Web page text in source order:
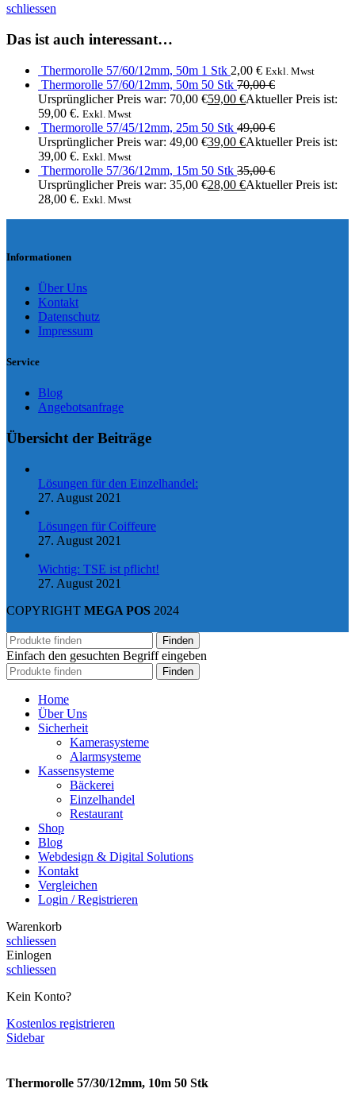
schliessen
Das ist auch interessant…
Thermorolle 57/60/12mm, 50m 1 Stk 2,00 € Exkl. Mwst
Thermorolle 57/60/12mm, 50m 50 Stk 70,00€
Ursprünglicher Preis war: 70,00 €59,00 €Aktueller Preis ist:
59,00 €. Exkl. Mwst
Thermorolle 57/45/12mm, 25m 50 Stk 49,00€
Ursprünglicher Preis war: 49,00 €39,00 €Aktueller Preis ist:
39,00 €. Exkl. Mwst
Thermorolle 57/36/12mm, 15m 50 Stk 35,00€
Ursprünglicher Preis war: 35,00 €28,00 €Aktueller Preis ist:
28,00 €. Exkl. Mwst
Informationen
Über Uns
Kontakt
Datenschutz
Impressum
Service
Blog
Angebotsanfrage
Übersicht der Beiträge
Lösungen für den Einzelhandel:
27. August 2021
Lösungen für Coiffeure
27. August 2021
Wichtig: TSE ist pflicht!
27. August 2021
COPYRIGHT MEGA POS 2024
Finden
Einfach den gesuchten Begriff eingeben
Finden
Home
Über Uns
Sicherheit
Kamerasysteme
Alarmsysteme
Kassensysteme
Bäckerei
Einzelhandel
Restaurant
Shop
Blog
Webdesign & Digital Solutions
Kontakt
Vergleichen
Login / Registrieren
Warenkorb
schliessen
Einlogen
schliessen
Kein Konto?
Kostenlos registrieren
Sidebar
Thermorolle 57/30/12mm, 10m 50 Stk